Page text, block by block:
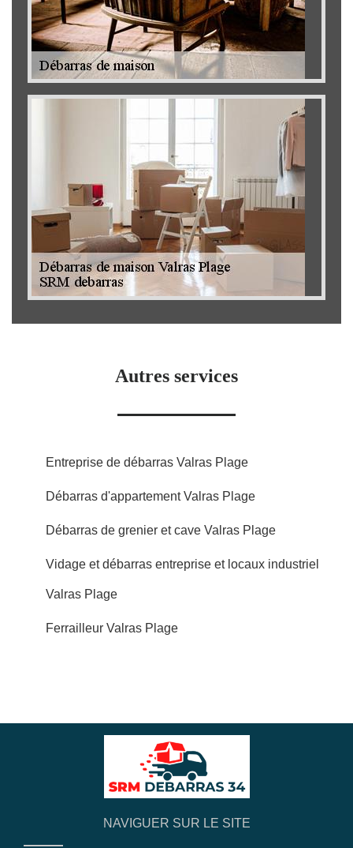
Autres services
Entreprise de débarras Valras Plage
Débarras d'appartement Valras Plage
Débarras de grenier et cave Valras Plage
Vidage et débarras entreprise et locaux industriel
Valras Plage
Ferrailleur Valras Plage
NAVIGUER SUR LE SITE